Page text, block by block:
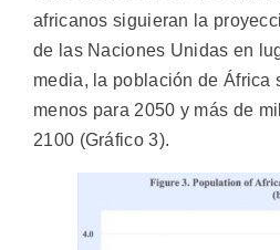
africanos siguieran la
de las Naciones Unidas en
media, la población de África
menos para 2050 y más de
2100 (Gráfico 3).